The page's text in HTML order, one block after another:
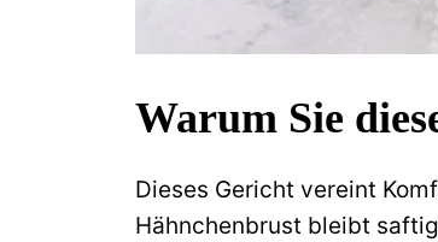
Warum Sie
Dieses Gericht vereint
Hähnchenbrust bleibt